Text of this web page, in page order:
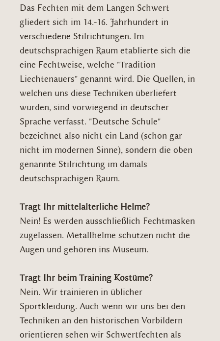
Das Fechten mit dem Langen Schwert
gliedert sich im 14.-16. Jahrhundert in
verschiedene Stilrichtungen. Im
deutschsprachigen Raum etablierte sich die
eine Fechtweise, welche "Tradition
Liechtenauers" genannt wird. Die Quellen, in
welchen uns diese Techniken überliefert
wurden, sind vorwiegend in deutscher
Sprache verfasst. "Deutsche Schule"
bezeichnet also nicht ein Land (schon gar
nicht im modernen Sinne), sondern die oben
genannte Stilrichtung im damals
deutschsprachigen Raum.
Tragt Ihr mittelalterliche Helme?
Nein! Es werden ausschließlich Fechtmasken
zugelassen. Metallhelme schützen nicht die
Augen und gehören ins Museum.
Tragt Ihr beim Training Kostüme?
Nein. Wir trainieren in üblicher
Sportkleidung. Auch wenn wir uns bei den
Techniken an den historischen Vorbildern
orientieren sehen wir Schwertfechten als